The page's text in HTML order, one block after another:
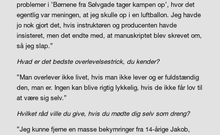
problemer i ’Børnene fra Sølvgade tager kampen op’, hvor det
egentlig var meningen, at jeg skulle op i en luftballon. Jeg havde
jo nok gjort det, hvis instruktøren og producenten havde
insisteret, men det endte med, at manuskriptet blev skrevet om,
så jeg slap.”
Hvad er det bedste overlevelsestrick, du kender?
”Man overlever ikke livet, hvis man ikke lever og er fuldstændig
den, man er. Ingen kan blive rigtig lykkelig, hvis de ikke får lov til
at være sig selv.”
Hvilket råd ville du give, hvis du mødte dig selv som dreng?
”Jeg kunne fjerne en masse bekymringer fra 14-årige Jakob,